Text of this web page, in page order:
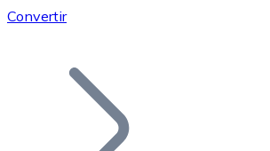
Únete a nuestra red de
Añade tu proyecto a nuestro
Convertir